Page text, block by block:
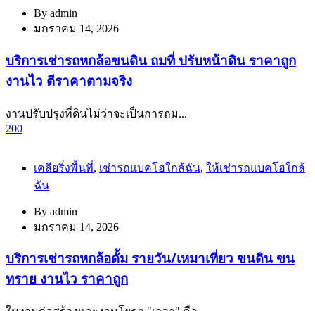
By admin
มกราคม 14, 2026
บริการเช่ารถหกล้อขนดิน ถมที่ ปรับหน้าดิน ราคาถูก
งานไว ตีราคาตามจริง
งานปรับปรุงที่ดินไม่ว่าจะเป็นการถม...
200
เคลียริ่งพื้นที่, เช่ารถแบคโฮใกล้ฉัน, ให้เช่ารถแบคโฮใกล้
ฉัน
By admin
มกราคม 14, 2026
บริการเช่ารถหกล้อดั้ม รายวัน/เหมาเที่ยว ขนดิน ขน
ทราย งานไว ราคาถูก